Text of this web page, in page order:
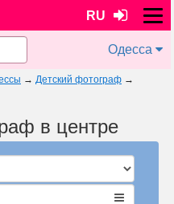
RU
Одесса
→ Детский фотограф →
в центре